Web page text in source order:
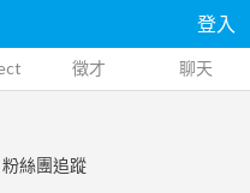
登入
徵才 聊天
絲團追蹤